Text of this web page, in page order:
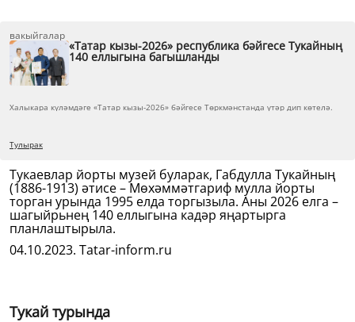
вакыйгалар
«Татар кызы-2026» республика бәйгесе Тукайның
140 еллыгына багышланды
Халыкара күләмдәге «Татар кызы-2026» бәйгесе Төркмәнстанда үтәр дип көтелә.
Тулырак
Тукаевлар йорты музей буларак, Габдулла Тукайның
(1886-1913) әтисе – Мөхәммәтгариф мулла йорты
торган урында 1995 елда торгызыла. Аны 2026 елга –
шагыйрьнең 140 еллыгына кадәр яңартырга
планлаштырыла.
04.10.2023. Tatar-inform.ru
Тукай турында